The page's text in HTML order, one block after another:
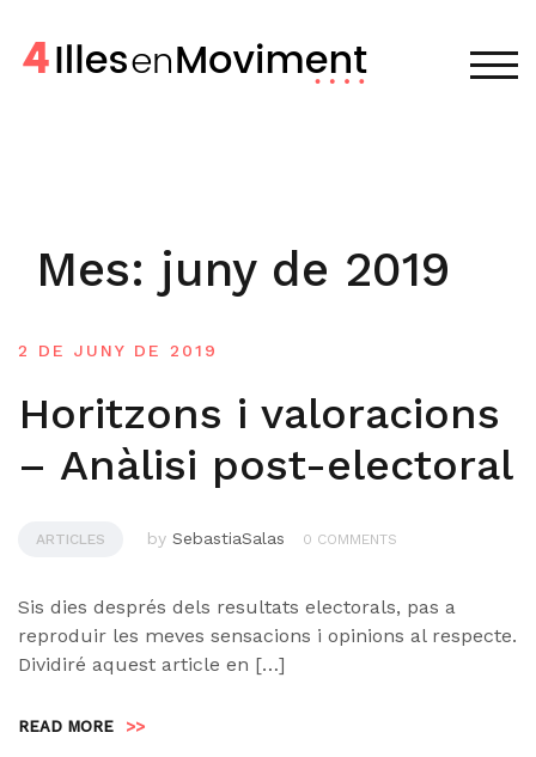
content
Mes: juny de 2019
2 DE JUNY DE 2019
Horitzons i valoracions
– Anàlisi post-electoral
ARTICLES by SebastiaSalas 0 COMMENTS
Sis dies després dels resultats electorals, pas a
reproduir les meves sensacions i opinions al respecte.
Dividiré aquest article en […]
READ MORE >>